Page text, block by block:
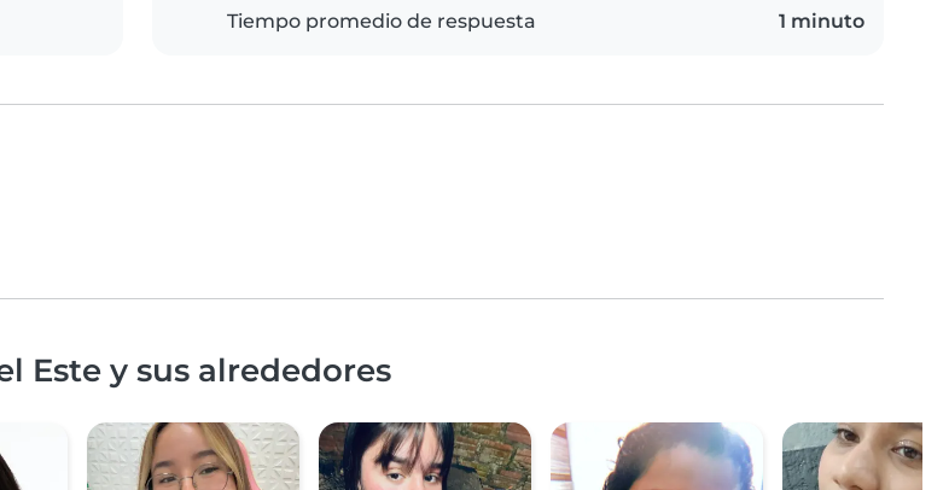
Tiempo promedio de respuesta 1 minuto
Este y sus alrededores